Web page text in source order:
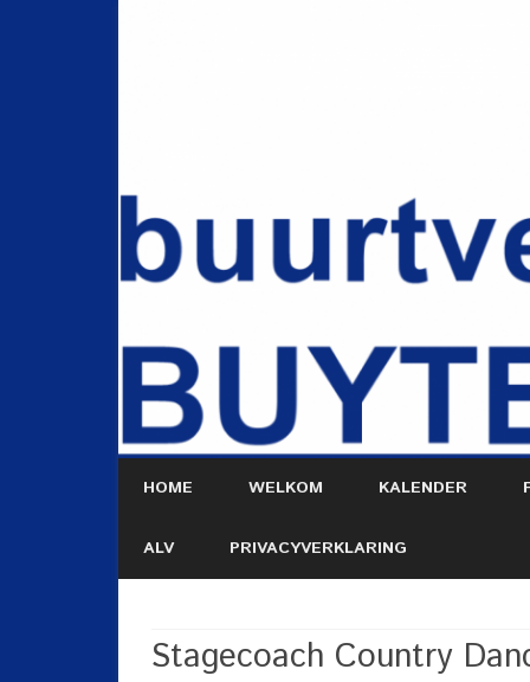
HOME WELKOM KALENDER
ALV PRIVACYVERKLARING
Stagecoach Country